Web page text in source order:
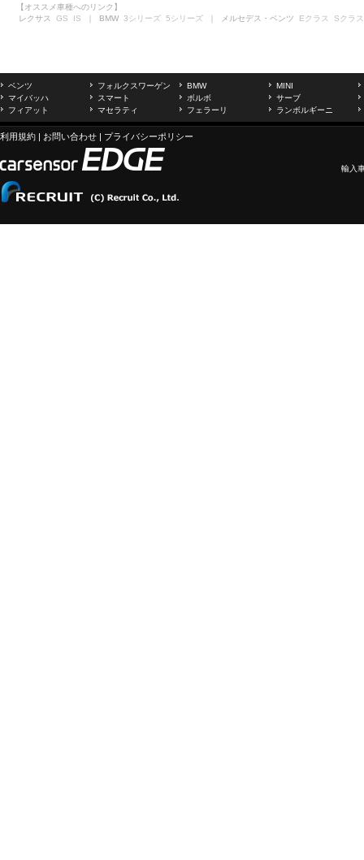
【オススメ車種へのリンク】
レクサス GS IS ｜ BMW 3シリーズ 5シリーズ ｜ メルセデス・ベンツ Eクラス Sクラス
ベンツ フォルクスワーゲン BMW
MINI
マイバッハ
スマート ボルボ
サーブ
フィアット
マセラティ フェラーリ ランボルギーニ
利用規約 | お問い合わせ | プライバシーポリシー
輸入